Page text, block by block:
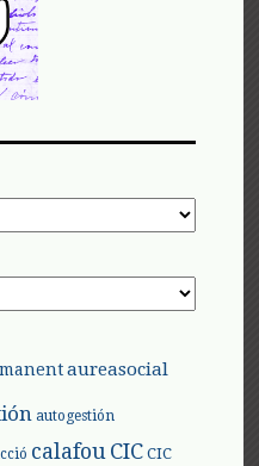
aureasocial
autogestión
calafouCIC CIC